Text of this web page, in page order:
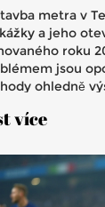
metra v
a jeho
roku
jsou
ohledně
více